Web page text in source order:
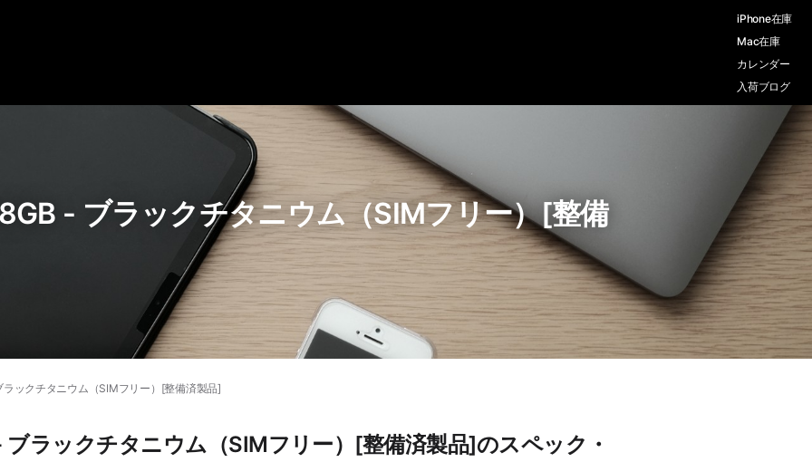
iPhone在庫
Mac在庫
カレンダー
入荷ブログ
- ブラックチタニウム（SIMフリー）[整備
ラックチタニウム（SIMフリー）[整備済製品]
ラックチタニウム（SIMフリー）[整備済製品]のスペック・